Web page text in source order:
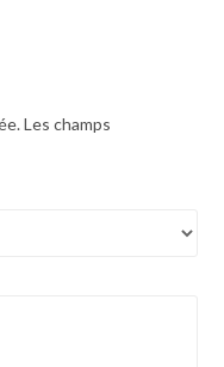
Les champs